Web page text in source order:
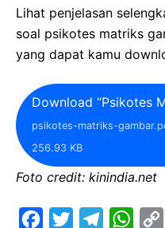
Lihat penjelasan
soal psikotes matriks
yang dapat kamu
Download “Psikotes
psikotes-matriks-
256.93 KB
Foto credit: kinindia.net
W